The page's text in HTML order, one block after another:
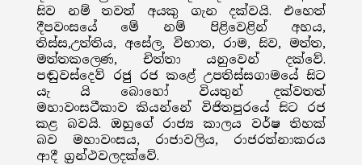
සිව නම් තවත් අයකු ගැන දක්වයි. එහෙත්
දීපවංසයේ මේ නම් පිළිවෙළින් අහය,
තිස්ස,උත්තිය, අසේල, විභාත, රාම, සිව, මත්ත,
මත්තකලෙණ, චිත්තා යනුවෙන් දක්වේ.
පඬුවස්දෙව් රජු රජ කළේ උපතිස්සගාමයේ සිට
යැ යි බොහෝ වියතුන් දක්වතත්
මහාවංසටීකාව කියන්නේ විජිතපුරයේ සිට රජ
කළ බවයි. ඔහුගේ රාජ්‍ය කාලය වර්ෂ තිහක්
බව මහාවංසය, රාජාවලිය, රාජරත්නාකරය
ආදී ග්‍ර‍්‍රන්ථවලදක්වේ.